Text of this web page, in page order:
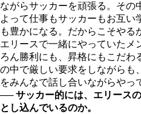
ながらサッカーを頑張る。その
よって仕事もサッカーもお互い
も豊かになる。だからこそやる
エリースで一緒にやっていたメ
ろん勝利にも、昇格にもこだわ
の中で厳しい要求をしながらも
をみんなで話し合いながらやっ
── サッカー的には、エリース
とし込んでいるのか。